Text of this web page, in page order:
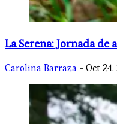
La Serena: Jornada
Carolina Barraza - Oct 24,